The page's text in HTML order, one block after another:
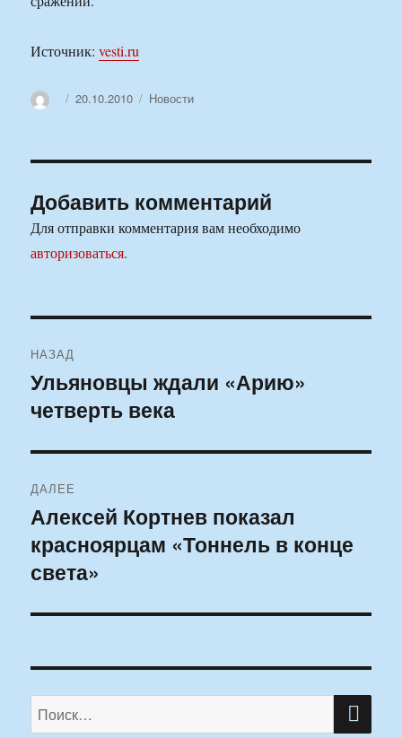
Источник:vesti.ru
АвторОпубликовано
20.10.2010 Рубрики
Новости
Добавить комментарий
Для отправки комментария вам необходимо
авторизоваться.
по
записям
НАЗАД
Предыдущая
запись:
Ульяновцы ждали «Арию»
четверть века
ДАЛЕЕ
Следующая
запись:
Алексей Кортнев показал
красноярцам «Тоннель в конце
света»
Искать: